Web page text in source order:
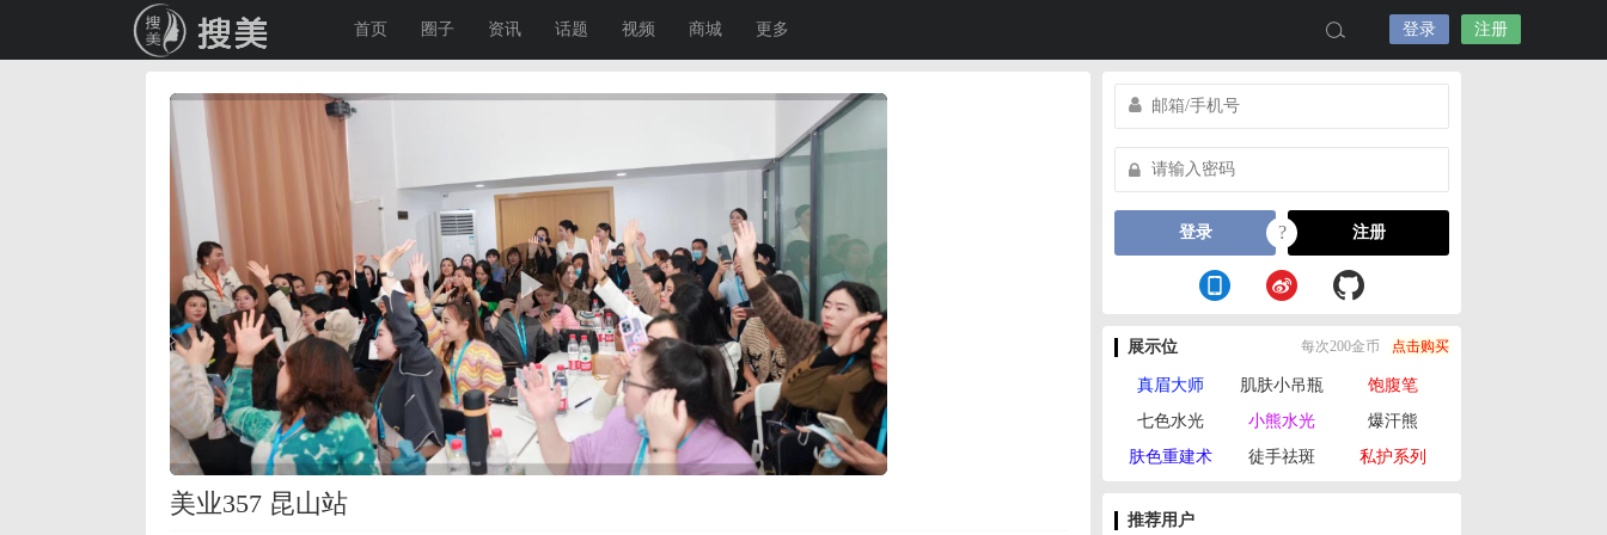
首页 圈子 资讯 话题 视频 商城 更多 登录 注册
美业357 昆山站
登录 ? 注册
展示位 每次200金币 点击购买
真眉大师 肌肤小吊瓶
饱腹笔
七色水光
小熊水光
爆汗熊
肤色重建术
徒手祛斑 私护系列
推荐用户